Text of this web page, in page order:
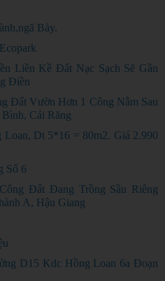
Bảy.
Liền Kề Đất Nạc Sạch Sẽ Gần
Điền
Đất Vườn Hơn 1 Công Nằm Sau
Cái Răng
Dt 5*16 = 80m2. Giá 2.990
Số 6
Đất Đang Trồng Sầu Riêng
A, Hậu Giang
D15 Kdc Hồng Loan 6a Đoạn